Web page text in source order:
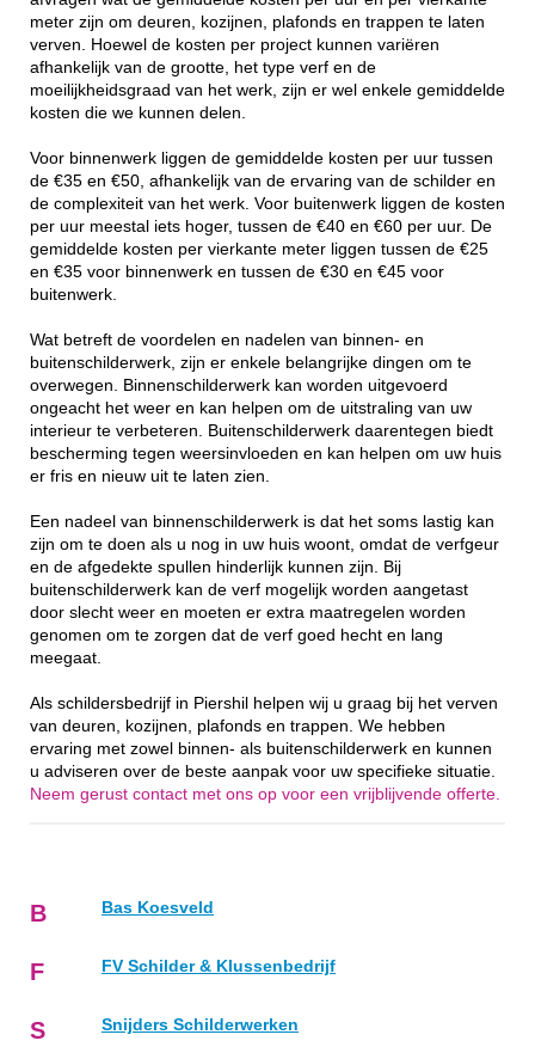
meter zijn om deuren, kozijnen, plafonds en trappen te laten
verven. Hoewel de kosten per project kunnen variëren
afhankelijk van de grootte, het type verf en de
moeilijkheidsgraad van het werk, zijn er wel enkele gemiddelde
kosten die we kunnen delen.
Voor binnenwerk liggen de gemiddelde kosten per uur tussen
de €35 en €50, afhankelijk van de ervaring van de schilder en
de complexiteit van het werk. Voor buitenwerk liggen de kosten
per uur meestal iets hoger, tussen de €40 en €60 per uur. De
gemiddelde kosten per vierkante meter liggen tussen de €25
en €35 voor binnenwerk en tussen de €30 en €45 voor
buitenwerk.
Wat betreft de voordelen en nadelen van binnen- en
buitenschilderwerk, zijn er enkele belangrijke dingen om te
overwegen. Binnenschilderwerk kan worden uitgevoerd
ongeacht het weer en kan helpen om de uitstraling van uw
interieur te verbeteren. Buitenschilderwerk daarentegen biedt
bescherming tegen weersinvloeden en kan helpen om uw huis
er fris en nieuw uit te laten zien.
Een nadeel van binnenschilderwerk is dat het soms lastig kan
zijn om te doen als u nog in uw huis woont, omdat de verfgeur
en de afgedekte spullen hinderlijk kunnen zijn. Bij
buitenschilderwerk kan de verf mogelijk worden aangetast
door slecht weer en moeten er extra maatregelen worden
genomen om te zorgen dat de verf goed hecht en lang
meegaat.
Als schildersbedrijf in Piershil helpen wij u graag bij het verven
van deuren, kozijnen, plafonds en trappen. We hebben
ervaring met zowel binnen- als buitenschilderwerk en kunnen
u adviseren over de beste aanpak voor uw specifieke situatie.
Neem gerust contact met ons op voor een vrijblijvende offerte.
B Bas Koesveld
F FV Schilder & Klussenbedrijf
S Snijders Schilderwerken